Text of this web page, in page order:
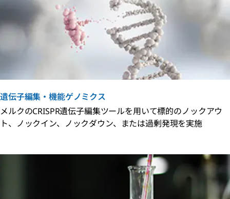
遺伝子編集・機能ゲノミクス
メルクのCRISPR遺伝子編集ツールを用いて標的のノックアウ
ト、ノックイン、ノックダウン、または過剰発現を実施